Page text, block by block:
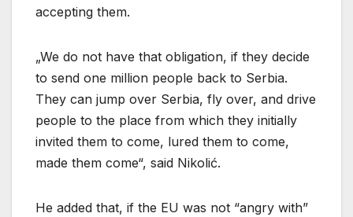
accepting them.
„We do not have that obligation, if they decide
to send one million people back to Serbia.
They can jump over Serbia, fly over, and drive
people to the place from which they initially
invited them to come, lured them to come,
made them come“, said Nikolić.
He added that, if the EU was not “angry with”